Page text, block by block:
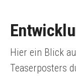
Hier ein Blick
Teaserposters